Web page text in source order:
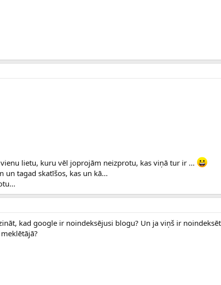
lietu, kuru vēl joprojām neizprotu, kas viņā tur ir ...
un tagad skatīšos, kas un kā...
kad google ir noindeksējusi blogu? Un ja viņš ir